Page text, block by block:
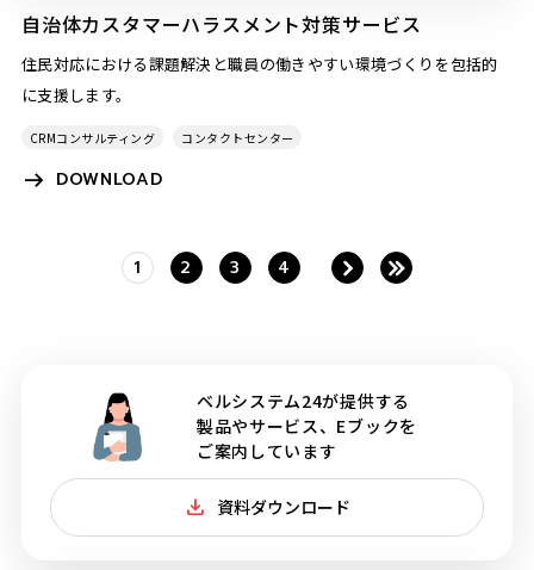
自治体カスタマーハラスメント対策サービス
住民対応における課題解決と職員の働きやすい環境づくりを包括的
に支援します。
CRMコンサルティング コンタクトセンター
DOWNLOAD
1 2 3 4
ベルシステム24が提供する
製品やサービス、Eブックを
ご案内しています
資料ダウンロード